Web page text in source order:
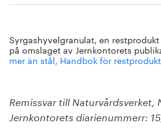
Syrgashyvelgranulat, en
på omslaget av Jernkontorets
mer än stål, Handbok för
Remissvar till Naturvårdsverket,
Jernkontorets diarienummerr: